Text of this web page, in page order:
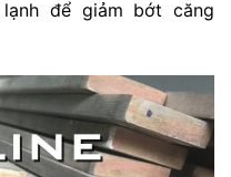
để giảm bớt căng